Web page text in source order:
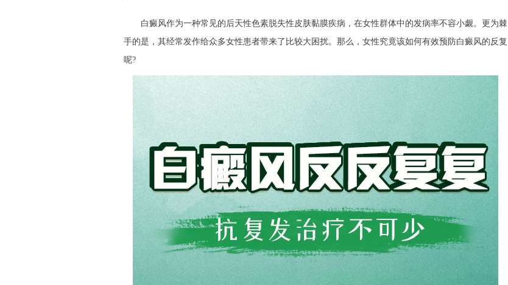
白癜风作为一种常见的后天性色素脱失性皮肤黏膜疾病，在女性群体中的发病率不容小觑。更为棘
手的是，其经常发作给众多女性患者带来了比较大困扰。那么，女性究竟该如何有效预防白癜风的反复
呢?